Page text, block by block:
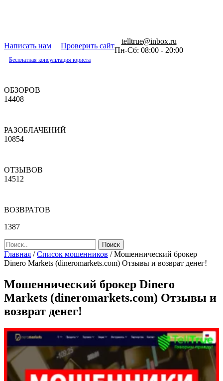
Написать нам Проверить сайт
telltrue@inbox.ru
Пн-Сб: 08:00 - 20:00
Бесплатная консультация юриста
ОБЗОРОВ
14408
РАЗОБЛАЧЕНИЙ
10854
ОТЗЫВОВ
14512
ВОЗВРАТОВ
1387
Главная /Список мошенников /Мошеннический брокер
Dinero Markets (dineromarkets.com) Отзывы и возврат денег!
Мошеннический брокер Dinero
Markets (dineromarkets.com) Отзывы и
возврат денег!